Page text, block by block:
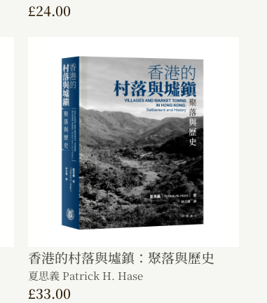
£24.00
香港的村落與墟鎮：聚落與歷史
夏思義 Patrick H. Hase
£33.00